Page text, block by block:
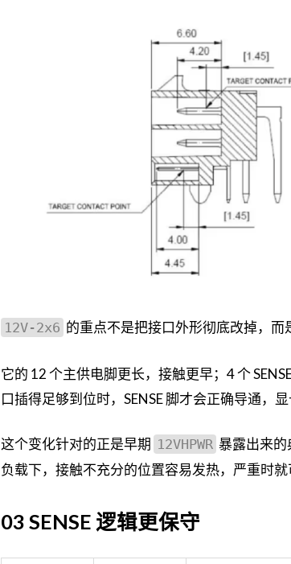
12V-2x6 的重点不是把接口外形彻底改掉，而
它的 12 个主供电脚更长，接触更早；4 个
口插得足够到位时，SENSE 脚才会正确导通，
这个变化针对的正是早期 12VHPWR 暴露出来
负载下，接触不充分的位置容易发热，严重时就
03 SENSE 逻辑更保守